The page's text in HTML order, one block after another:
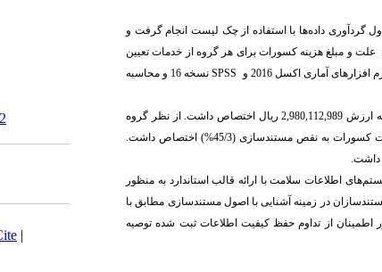
|
آوری دادهها با استفاده از چک لیست انجام گرفت و
خدمات، علت و مبلغ هزینه کسورات برای هر گروه از خدمات تعیین
افزار‌های آماری اکسل2016 و SPSS
نسخه 16 و محاسبه
مراقبت‌های ویژه به ارزش 2,980,112,989 ریال اختصاص داشت. از نظر گروه
خدمت بیشترین کسورات مربوط به خدمات مراقبت پرستاری و آزمایش‌های تشخیص طبی به ترتیب با 22/9% و 18% بود. بیشترین علت کسورات به نقص مستندسازی (45/3%) اختصاص داشت.
اطلاعات سلامت با ارائه قالب استاندارد به منظور
در زمینه آشنایی با اصول مستندسازی مطابق با
اطمینان از تداوم حفظ کیفیت اطلاعات ثبت شده توصیه